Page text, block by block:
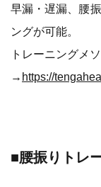
早漏・遅漏、腰
ングが可能。
トレーニングメ
→ https://
■腰振りトレ